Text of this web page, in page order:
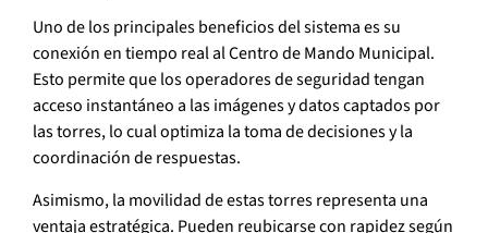
Uno de los principales beneficios del sistema es su
conexión en tiempo real al Centro de Mando Municipal.
Esto permite que los operadores de seguridad tengan
acceso instantáneo a las imágenes y datos captados por
las torres, lo cual optimiza la toma de decisiones y la
coordinación de respuestas.
Asimismo, la movilidad de estas torres representa una
ventaja estratégica. Pueden reubicarse con rapidez según